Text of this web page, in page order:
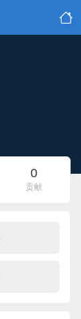
0
贡献